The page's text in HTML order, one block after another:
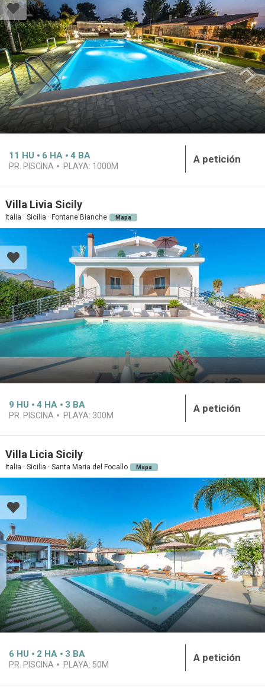
11 HU 6 HA 4 BA
PR. PISCINA PLAYA: 1000M
A petición
Villa Livia Sicily
Italia · Sicilia · Fontane Bianche Mapa
9 HU 4 HA 3 BA
PR. PISCINA PLAYA: 300M
A petición
Villa Licia Sicily
Italia · Sicilia · Santa Maria del Focallo Mapa
6 HU 2 HA 3 BA
PR. PISCINA PLAYA: 50M
A petición